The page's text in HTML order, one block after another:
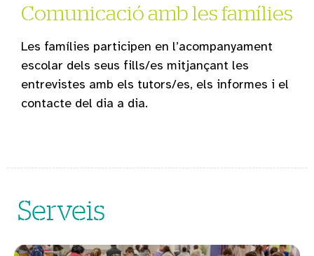
Comunicació amb les famílies
Les famílies participen en l’acompanyament
escolar dels seus fills/es mitjançant les
entrevistes amb els tutors/es, els informes i el
contacte del dia a dia.
Serveis